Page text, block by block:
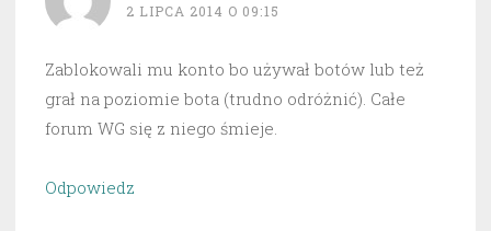
2 LIPCA 2014 O 09:15
Zablokowali mu konto bo używał botów lub też
grał na poziomie bota (trudno odróżnić). Całe
forum WG się z niego śmieje.
Odpowiedz